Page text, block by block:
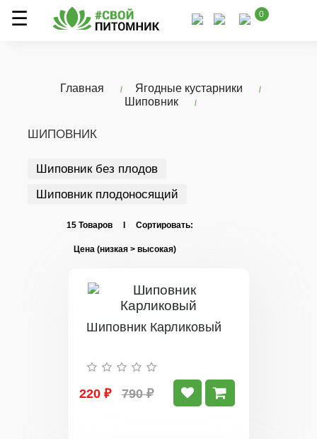
0
Главная
Ягодные кустарники
Шиповник
ШИПОВНИК
Шиповник без плодов
Шиповник плодоносящий
15 Товаров I Сортировать:
Шиповник Карликовый
220 ₽ 790 ₽